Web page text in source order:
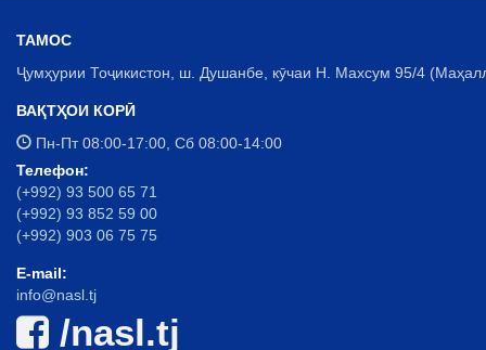
ТАМОС
Ҷумҳурии Тоҷикистон, ш. Душанбе, кӯчаи Н. Махсум 95/4
ВАҚТҲОИ КОРӢ
Пн-Пт 08:00-17:00, Сб 08:00-14:00
Телефон:
(+992) 93 500 65 71
(+992) 93 852 59 00
(+992) 903 06 75 75
E-mail:
info@nasl.tj
/nasl.tj